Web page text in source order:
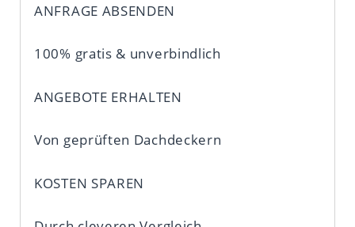
ANFRAGE ABSENDEN
100% gratis & unverbindlich
ANGEBOTE ERHALTEN
Von geprüften Dachdeckern
KOSTEN SPAREN